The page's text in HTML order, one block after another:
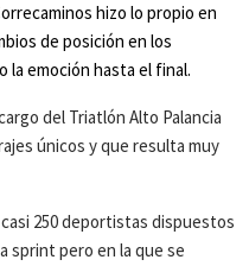
hizo lo propio en
de posición en los
emoción hasta el final.
del Triatlón Alto Palancia
únicos y que resulta muy
250 deportistas dispuestos
sprint pero en la que se